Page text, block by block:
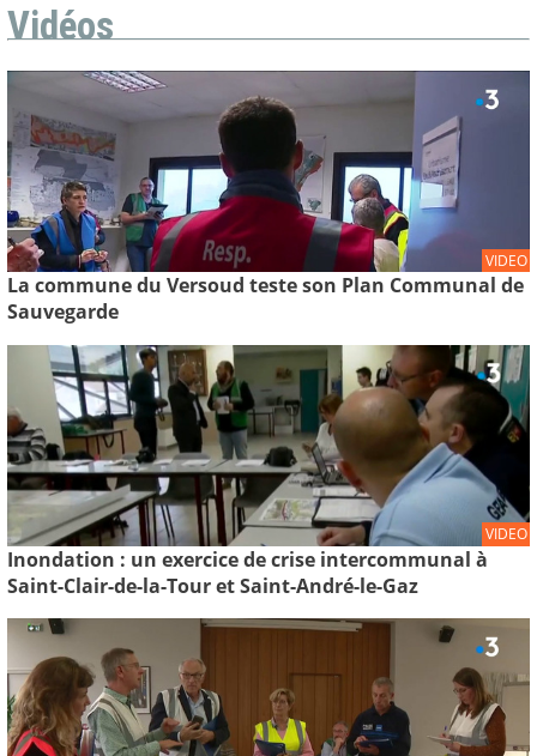
Vidéos
VIDEO
La commune du Versoud teste son Plan Communal de
Sauvegarde
VIDEO
Inondation : un exercice de crise intercommunal à
Saint-Clair-de-la-Tour et Saint-André-le-Gaz